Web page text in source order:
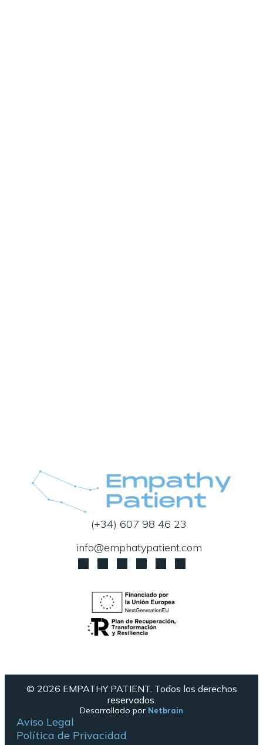
(+34) 607 98 46 23
info@emphatypatient.com
© 2026 EMPATHY PATIENT. Todos los derechos
reservados.
Desarrollado por Netbrain
Aviso Legal
Política de Privacidad